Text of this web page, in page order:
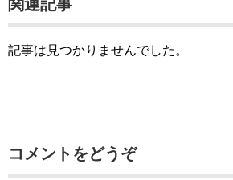
関連記事
記事は見つかりませんでした。
コメントをどうぞ